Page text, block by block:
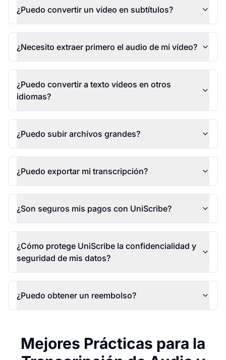
¿Puedo convertir un vídeo en subtítulos?
¿Necesito extraer primero el audio de mi vídeo?
¿Puedo convertir a texto vídeos en otros
idiomas?
¿Puedo subir archivos grandes?
¿Puedo exportar mi transcripción?
¿Son seguros mis pagos con UniScribe?
¿Cómo protege UniScribe la confidencialidad y
seguridad de mis datos?
¿Puedo obtener un reembolso?
Mejores Prácticas para la